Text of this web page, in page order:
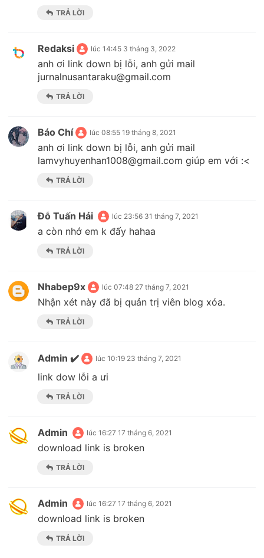
TRẢ LỜI
Redaksi lúc 14:45 3 tháng 3, 2022
anh ơi link down bị lỗi, anh gửi mail
jurnalnusantaraku@gmail.com
TRẢ LỜI
Báo Chí lúc 08:55 19 tháng 8, 2021
anh ơi link down bị lỗi, anh gửi mail
lamvyhuyenhan1008@gmail.com giúp em với :<
TRẢ LỜI
Đỗ Tuấn Hải lúc 23:56 31 tháng 7, 2021
a còn nhớ em k đấy hahaa
TRẢ LỜI
Nhabep9x lúc 07:48 27 tháng 7, 2021
Nhận xét này đã bị quản trị viên blog xóa.
TRẢ LỜI
Admin ✔️ lúc 10:19 23 tháng 7, 2021
link dow lỗi a ưi
TRẢ LỜI
Admin lúc 16:27 17 tháng 6, 2021
download link is broken
TRẢ LỜI
Admin lúc 16:27 17 tháng 6, 2021
download link is broken
TRẢ LỜI